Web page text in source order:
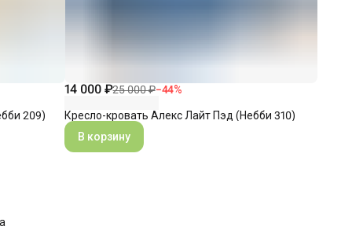
209)
14 000 ₽25 000 ₽−44%
Кресло-кровать Алекс Лайт Пэд (Небби 310)
В корзину